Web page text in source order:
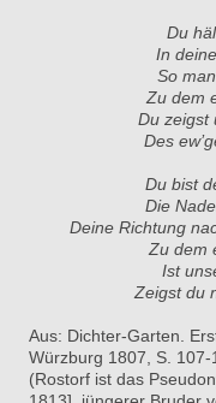
Du
In
So
Zu dem
Du zeigst
Des
Du bist
Die
Deine Richtung
Zu dem
Ist
Zeigst du
Aus: Dichter-Garten.
Würzburg 1807, S. 107-
(Rostorf ist das